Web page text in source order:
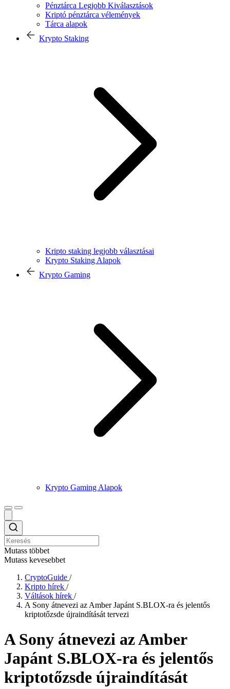
Pénztárca Legjobb Kiválasztások
Kriptó pénztárca vélemények
Tárca alapok
Krypto Staking
Kripto staking legjobb választásai
Krypto Staking Alapok
Krypto Gaming
Krypto Gaming Alapok
Mutass többet
Mutass kevesebbet
CryptoGuide /
Kripto hírek /
Váltások hírek /
A Sony átnevezi az Amber Japánt S.BLOX-ra és jelentős
kriptotőzsde újraindítását tervezi
A Sony átnevezi az Amber
Japánt S.BLOX-ra és jelentős
kriptotőzsde újraindítását